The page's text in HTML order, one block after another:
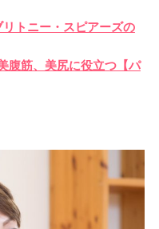
トニー・スピアーズの
腹筋、美尻に役立つ【パ